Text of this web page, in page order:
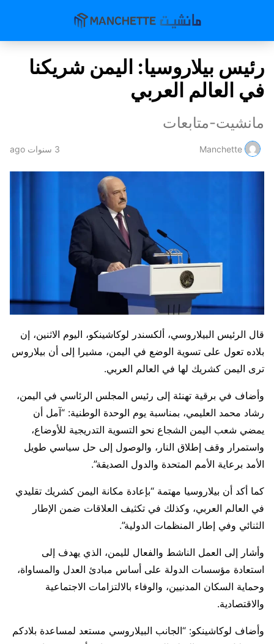
رئيس بيلاروسيا: اليمن شريكنا
في العالم العربي
مانشيت-متابعات
Manchette 3 سنوات ago
قال الرئيس البيلاروسي، ألكسندر لوكاشينكو، اليوم الاثنين، إن
بلاده تعول على تسوية الوضع في اليمن، مشيرا إلى أن بيلاروس
ترى اليمن كشريك لها في العالم العربي.
وأضاف في برقية تهنئة إلى رئيس المجلس الرئاسي في اليمن،
رشاد محمد العليمي، بمناسبة يوم الوحدة الوطنية: “آمل أن
يمضي شعب اليمن الشجاع نحو التسوية التدريجية للأوضاع،
واستمرار وقف إطلاق النار، والوصول إلى حل سياسي طويل
الأمد برعاية الأمم المتحدة والدول الصديقة”.
كما أكد أن بيلاروسيا مهتمة “بإعادة مكانة اليمن كشريك تقليدي
في العالم العربي، وكذلك في تكثيف العلاقات ضمن الإطار
الثنائي وفي إطار المنظمات الدولية”.
وأشار إلى العمل الناشط والفعال لليمن، الذي يهدف إلى
استعادة مؤسسات الدولة على أساس مبادئ العدل والمساواة،
وحماية السكان المدنيين، والوفاء بالالتزامات الاجتماعية
والاقتصادية.
وأضاف لوكاشينكو: “الجانب البيلاروسي مستعد لمساعدة بلادكم